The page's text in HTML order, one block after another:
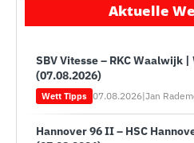
Aktuelle
SBV Vitesse – RKC Waalwijk
(07.08.2026)
Wett Tipps 07.08.2026|Jan
Hannover 96 II – HSC